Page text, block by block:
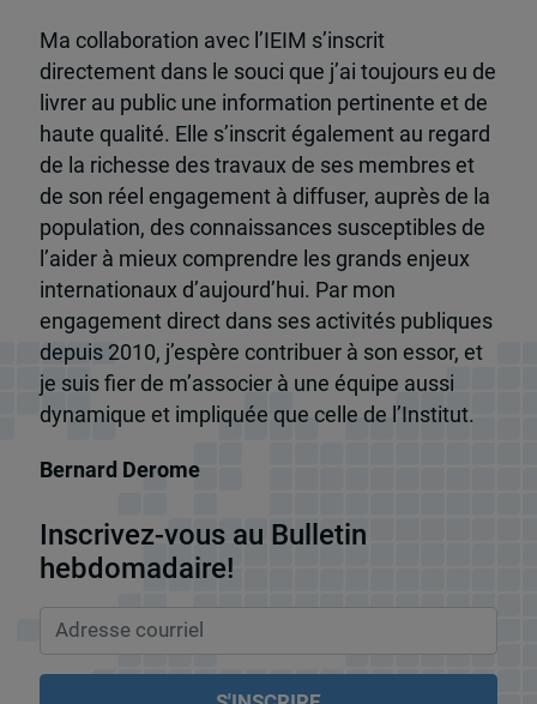
Ma collaboration avec l’IEIM s’inscrit
directement dans le souci que j’ai toujours eu de
livrer au public une information pertinente et de
haute qualité. Elle s’inscrit également au regard
de la richesse des travaux de ses membres et
de son réel engagement à diffuser, auprès de la
population, des connaissances susceptibles de
l’aider à mieux comprendre les grands enjeux
internationaux d’aujourd’hui. Par mon
engagement direct dans ses activités publiques
depuis 2010, j’espère contribuer à son essor, et
je suis fier de m’associer à une équipe aussi
dynamique et impliquée que celle de l’Institut.
Bernard Derome
Inscrivez-vous au Bulletin
hebdomadaire!